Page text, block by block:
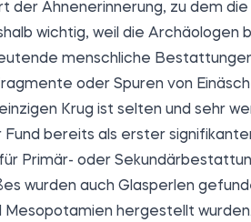
der Ahnenerinnerung, zu dem
wichtig, weil die
menschliche
oder Spuren von
Krug ist selten und sehr
bereits als erster
Primär- oder
wurden auch Glasperlen
Mesopotamien hergestellt